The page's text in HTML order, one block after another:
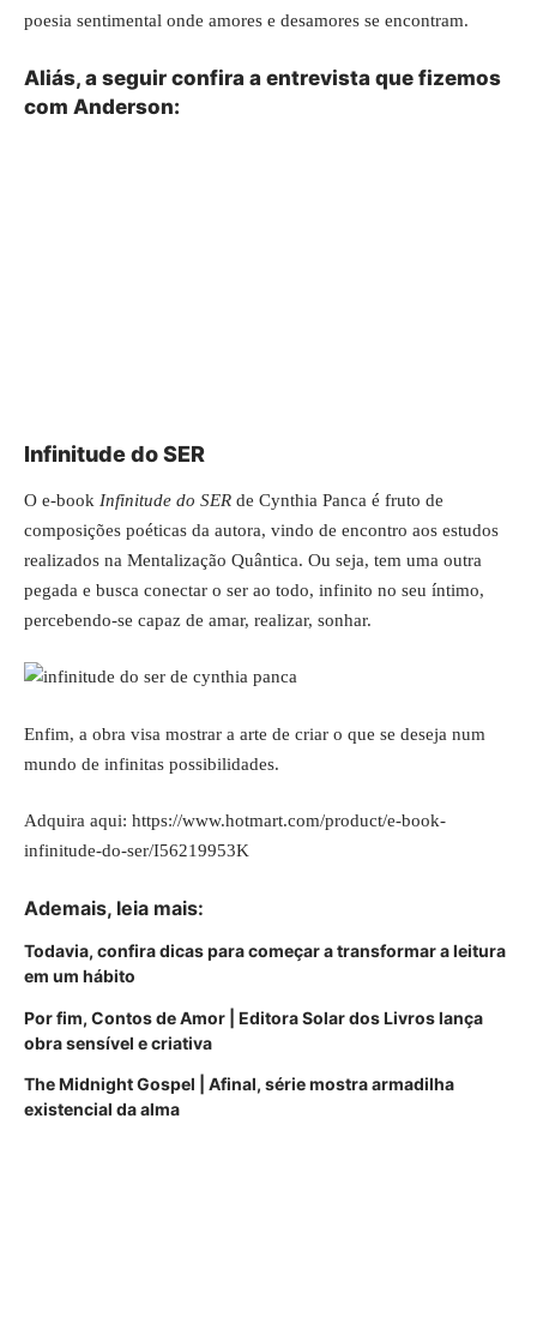
poesia sentimental onde amores e desamores se encontram.
Aliás, a seguir confira a entrevista que fizemos
com Anderson:
Infinitude do SER
O e-book Infinitude do SER de Cynthia Panca é fruto de
composições poéticas da autora, vindo de encontro aos estudos
realizados na Mentalização Quântica. Ou seja, tem uma outra
pegada e busca conectar o ser ao todo, infinito no seu íntimo,
percebendo-se capaz de amar, realizar, sonhar.
Enfim, a obra visa mostrar a arte de criar o que se deseja num
mundo de infinitas possibilidades.
Adquira aqui: https://www.hotmart.com/product/e-book-
infinitude-do-ser/I56219953K
Ademais, leia mais:
Todavia, confira dicas para começar a transformar a leitura
em um hábito
Por fim, Contos de Amor | Editora Solar dos Livros lança
obra sensível e criativa
The Midnight Gospel | Afinal, série mostra armadilha
existencial da alma